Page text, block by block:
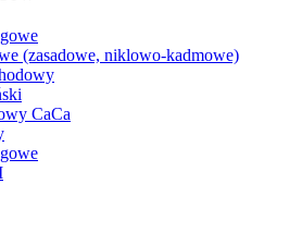
(zasadowe, niklowo-kadmowe)
CaCa